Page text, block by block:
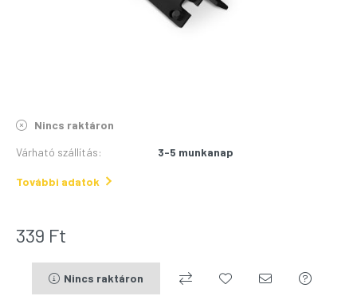
Nincs raktáron
Várható szállítás: 3-5 munkanap
További adatok
339 Ft
Nincs raktáron